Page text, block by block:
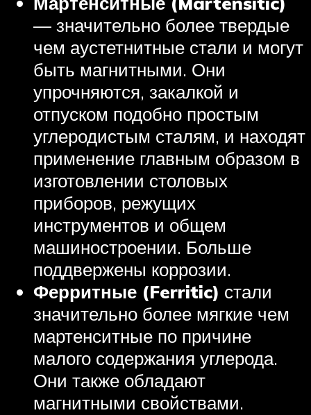
— значительно более твердые
чем аустетнитные стали и могут
быть магнитными. Они
упрочняются, закалкой и
отпуском подобно простым
углеродистым сталям, и находят
применение главным образом в
изготовлении столовых
приборов, режущих
инструментов и общем
машиностроении. Больше
поддвержены коррозии.
Ферритные (Ferritic) стали
значительно более мягкие чем
мартенситные по причине
малого содержания углерода.
Они также обладают
магнитными свойствами.